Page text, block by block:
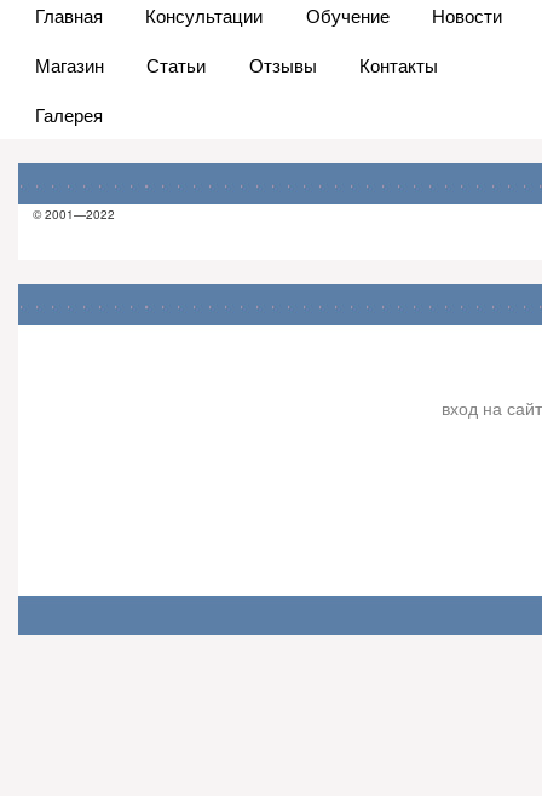
Главная Консультации Обучение
Новости
Магазин
Статьи Отзывы
Контакты
Галерея
© 2001—2022
вход на сайт